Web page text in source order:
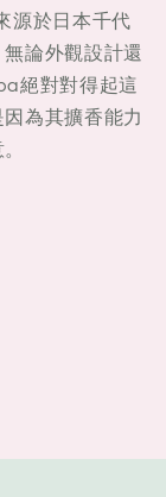
源於日本千代
論外觀設計還
絕對對得起這
為其擴香能力